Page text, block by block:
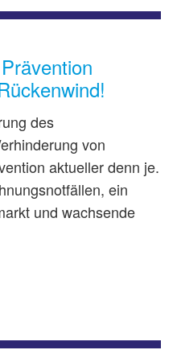
des
von
aktueller denn je.
ein
und wachsende